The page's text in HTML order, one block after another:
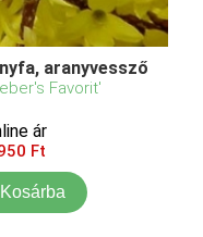
aranyvessző
Favorit'
ár
Ft
Kosárba